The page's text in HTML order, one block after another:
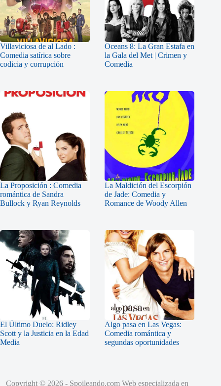
Villaviciosa de al Lado :
Comedia satírica sobre
codicia y corrupción
Oceans 8: La Gran Estafa en
la Gala del Met | Crimen y
Comedia
La Proposición : Comedia
romántica de Sandra
Bullock y Ryan Reynolds
La Maldición del Escorpión
de Jade: Comedia y
Romance de Woody Allen
El Último Duelo: Ridley
Scott y la Justicia en la Edad
Media
Algo pasa en Las Vegas:
Comedia romántica y
segundas oportunidades
Copyright © 2026 - Spoileando.com Web especializada en